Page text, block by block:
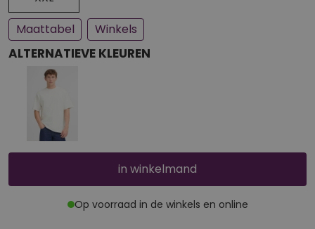
Maattabel
Winkels
ALTERNATIEVE KLEUREN
in winkelmand
Op voorraad in de winkels en online